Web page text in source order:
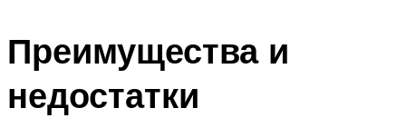
Преимущества и
недостатки